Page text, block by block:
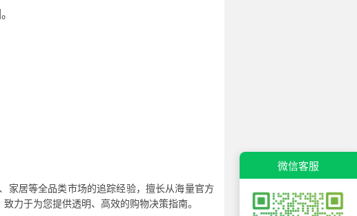
家居等全品类市场的追踪经验，擅长从海量官方
力于为您提供透明、高效的购物决策指南。
微信客服